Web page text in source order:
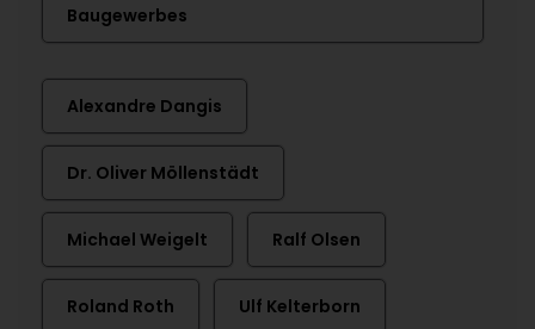
Baugewerbes
Alexandre Dangis
Dr. Oliver Möllenstädt
Michael Weigelt Ralf Olsen
Roland Roth Ulf Kelterborn